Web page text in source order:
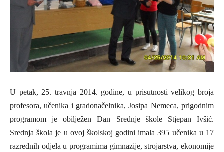
U petak, 25. travnja 2014. godine, u prisutnosti velikog broja
profesora, učenika i gradonačelnika, Josipa Nemeca, prigodnim
programom je obilježen Dan Srednje škole Stjepan Ivšić.
Srednja škola je u ovoj školskoj godini imala 395 učenika u 17
razrednih odjela u programima gimnazije, strojarstva, ekonomije